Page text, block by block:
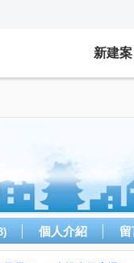
新建案
個人介紹